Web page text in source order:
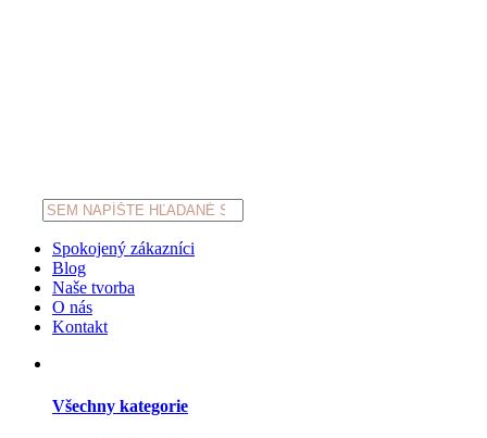
Products
search
Spokojený zákazníci
Blog
Naše tvorba
O nás
Kontakt
Všechny kategorie